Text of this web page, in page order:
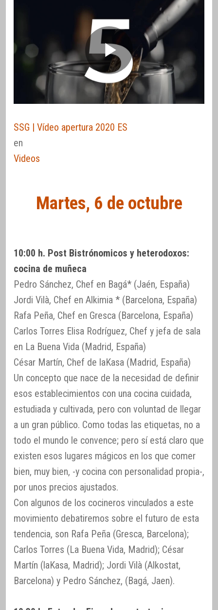
SSG | Vídeo apertura 2020 ES
en
Videos
Martes, 6 de octubre
10:00 h. Post Bistrónomicos y heterodoxos:
cocina de muñeca
Pedro Sánchez, Chef en Bagá* (Jaén, España)
Jordi Vilà, Chef en Alkimia * (Barcelona, España)
Rafa Peña, Chef en Gresca (Barcelona, España)
Carlos Torres Elisa Rodríguez, Chef y jefa de sala
en La Buena Vida (Madrid, España)
César Martín, Chef de laKasa (Madrid, España)
Un concepto que nace de la necesidad de definir
esos establecimientos con una cocina cuidada,
estudiada y cultivada, pero con voluntad de llegar
a un gran público. Como todas las etiquetas, no a
todo el mundo le convence; pero sí está claro que
existen esos lugares mágicos en los que comer
bien, muy bien, -y cocina con personalidad propia-,
por unos precios ajustados.
Con algunos de los cocineros vinculados a este
movimiento debatiremos sobre el futuro de esta
tendencia, son Rafa Peña (Gresca, Barcelona);
Carlos Torres (La Buena Vida, Madrid); César
Martín (laKasa, Madrid); Jordi Vilà (Alkostat,
Barcelona) y Pedro Sánchez, (Bagá, Jaen).